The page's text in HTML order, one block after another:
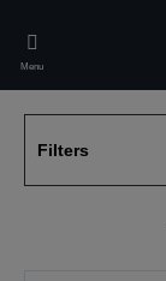
main
content
Menu
Filters